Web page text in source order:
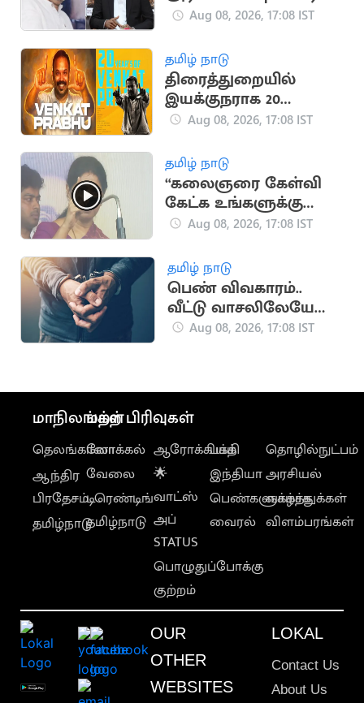
மக்கள் பிரித்துப் பார்க்க
Aug 08, 2026, 17:08 IST
தமிழ் நாடு
திரைத்துறையில்
இயக்குநராக 20
ஆண்டுகள் நிறைவு..
நெகிழ்ச்சி பதிவு
Aug 08, 2026, 17:08 IST
தமிழ் நாடு
“கலைஞரை கேள்வி
கேட்க உங்களுக்கு
தகுதியில்லை” -
Aug 08, 2026, 17:08 IST
தமிழ் நாடு
பெண் விவகாரம்..
வீட்டு வாசலிலேயே
ஒருவருக்கு அரிவாள்
Aug 08, 2026, 17:08 IST
மாநிலங்கள்
தெலங்கானா
ஆந்திர
பிரதேசம்
தமிழ்நாடு
மற்ற பிரிவுகள்
லோக்கல்
வேலை
டிரெண்டிங்
தமிழ்நாடு
ஆரோக்கியம்
🌟
வாட்ஸ்
அப்
STATUS
பொழுதுப்போக்கு
குற்றம்
பக்தி
இந்தியா
பெண்களுக்காக
வைரல்
தொழில்நுட்பம்
அரசியல்
வாழ்த்துக்கள்
விளம்பரங்கள்
OUR
OTHER
WEBSITES
LOKAL
Contact Us
About Us